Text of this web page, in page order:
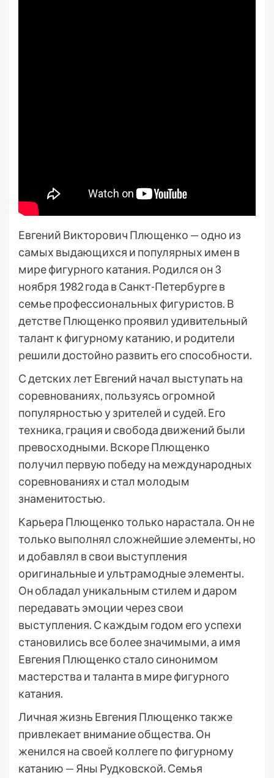
Евгений Викторович Плющенко — одно из
самых выдающихся и популярных имен в
мире фигурного катания. Родился он 3
ноября 1982 года в Санкт-Петербурге в
семье профессиональных фигуристов. В
детстве Плющенко проявил удивительный
талант к фигурному катанию, и родители
решили достойно развить его способности.
С детских лет Евгений начал выступать на
соревнованиях, пользуясь огромной
популярностью у зрителей и судей. Его
техника, грация и свобода движений были
превосходными. Вскоре Плющенко
получил первую победу на международных
соревнованиях и стал молодым
знаменитостью.
Карьера Плющенко только нарастала. Он не
только выполнял сложнейшие элементы, но
и добавлял в свои выступления
оригинальные и ультрамодные элементы.
Он обладал уникальным стилем и даром
передавать эмоции через свои
выступления. С каждым годом его успехи
становились все более значимыми, а имя
Евгения Плющенко стало синонимом
мастерства и таланта в мире фигурного
катания.
Личная жизнь Евгения Плющенко также
привлекает внимание общества. Он
женился на своей коллеге по фигурному
катанию — Яны Рудковской. Семья